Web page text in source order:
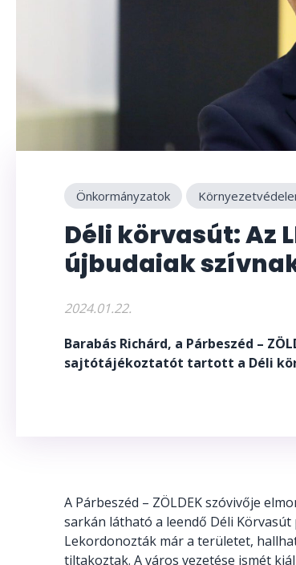
Önkormányzatok
Déli körvasút: Az
újbudaiak
2024.01.22.
Barabás Richárd, a Párbeszéd –
sajtótájékoztatót tartott a Déli
A Párbeszéd – ZÖLDEK szóvivője
sarkán látható a leendő Déli
Lekordonozták már a területet,
tiltakoztak. A város vezetése ismét